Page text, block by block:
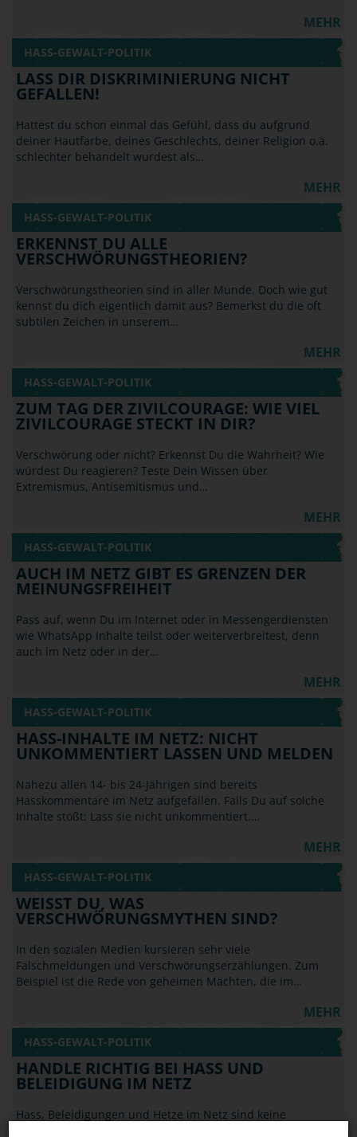
MEHR
HASS-GEWALT-POLITIK
LASS DIR DISKRIMINIERUNG NICHT
GEFALLEN!
Hattest du schon einmal das Gefühl, dass du aufgrund
deiner Hautfarbe, deines Geschlechts, deiner Religion o.ä.
schlechter behandelt wurdest als…
MEHR
HASS-GEWALT-POLITIK
ERKENNST DU ALLE
VERSCHWÖRUNGSTHEORIEN?
Verschwörungstheorien sind in aller Munde. Doch wie gut
kennst du dich eigentlich damit aus? Bemerkst du die oft
subtilen Zeichen in unserem…
MEHR
HASS-GEWALT-POLITIK
ZUM TAG DER ZIVILCOURAGE: WIE VIEL
ZIVILCOURAGE STECKT IN DIR?
Verschwörung oder nicht? Erkennst Du die Wahrheit? Wie
würdest Du reagieren? Teste Dein Wissen über
Extremismus, Antisemitismus und…
MEHR
HASS-GEWALT-POLITIK
AUCH IM NETZ GIBT ES GRENZEN DER
MEINUNGSFREIHEIT
Pass auf, wenn Du im Internet oder in Messengerdiensten
wie WhatsApp Inhalte teilst oder weiterverbreitest, denn
auch im Netz oder in der…
MEHR
HASS-GEWALT-POLITIK
HASS-INHALTE IM NETZ: NICHT
UNKOMMENTIERT LASSEN UND MELDEN
Nahezu allen 14- bis 24-Jährigen sind bereits
Hasskommentare im Netz aufgefallen. Falls Du auf solche
Inhalte stößt: Lass sie nicht unkommentiert.…
MEHR
HASS-GEWALT-POLITIK
WEISST DU, WAS V
ERSCHWÖRUNGSMYTHEN SIND?
In den sozialen Medien kursieren sehr viele
Falschmeldungen und Verschwörungserzählungen. Zum
Beispiel ist die Rede von geheimen Mächten, die im…
MEHR
HASS-GEWALT-POLITIK
HANDLE RICHTIG BEI HASS UND
BELEIDIGUNG IM NETZ
Hass, Beleidigungen und Hetze im Netz sind keine